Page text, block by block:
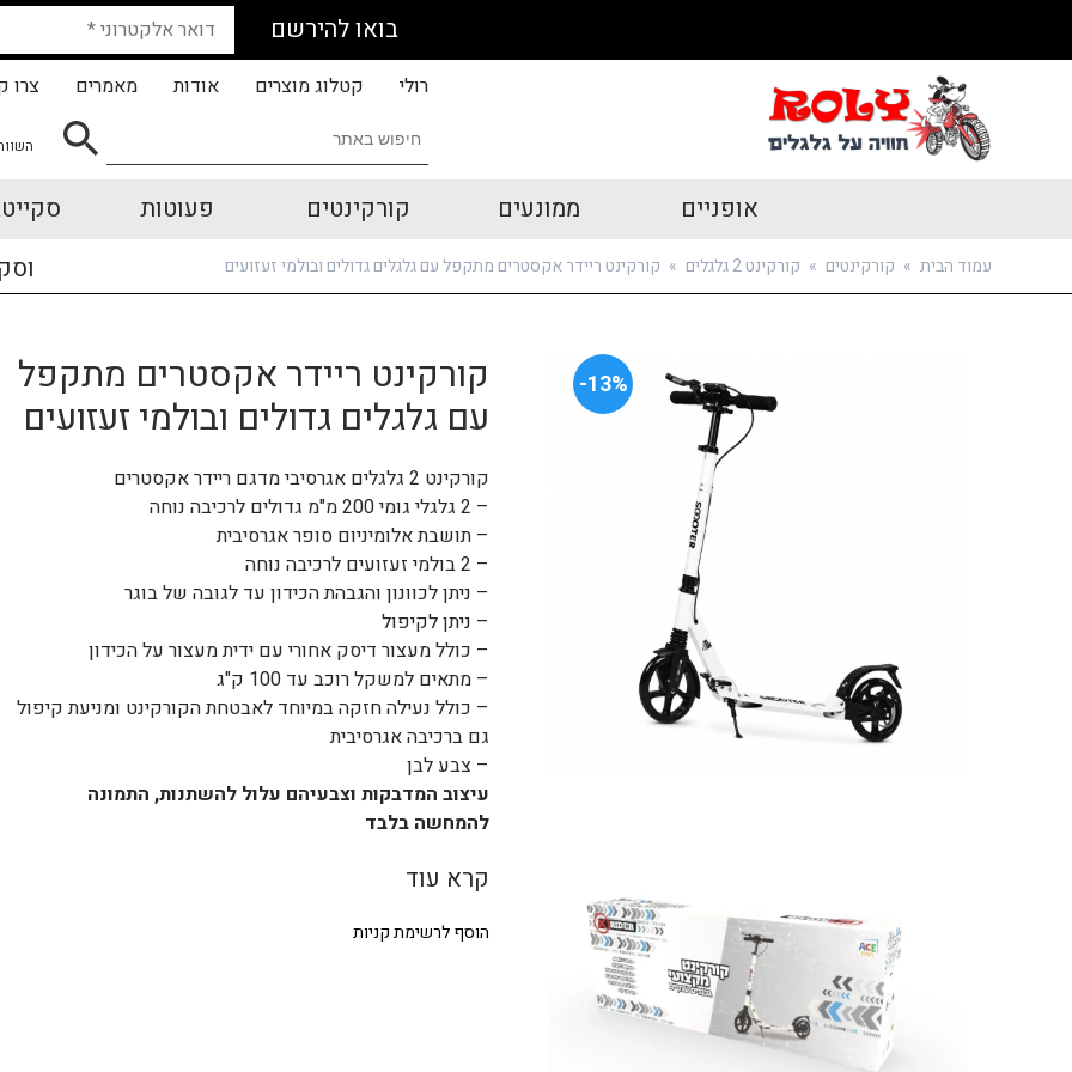
בואו להירשם
רולי קטלוג מוצרים אודות מאמרים צרו
אופניים ממונעים קורקינטים פעוטות
עמוד הבית » קורקינטים » קורקינט 2 גלגלים » קורקינט ריידר אקסטרים מתקפל עם גלגלים גדולים ובולמי זעזועים
13%-
קורקינט ריידר אקסטרים מתקפל
עם גלגלים גדולים ובולמי זעזועים
קורקינט 2 גלגלים אגרסיבי מדגם ריידר אקסטרים
– 2 גלגלי גומי 200 מ"מ גדולים לרכיבה נוחה
– תושבת אלומיניום סופר אגרסיבית
– 2 בולמי זעזועים לרכיבה נוחה
– ניתן לכוונון והגבהת הכידון עד לגובה של בוגר
– ניתן לקיפול
– כולל מעצור דיסק אחורי עם ידית מעצור על הכידון
– מתאים למשקל רוכב עד 100 ק"ג
– כולל נעילה חזקה במיוחד לאבטחת הקורקינט ומניעת קיפול
גם ברכיבה אגרסיבית
– צבע לבן
עיצוב המדבקות וצבעיהם עלול להשתנות, התמונה
להמחשה בלבד
קרא עוד
הוסף לרשימת קניות